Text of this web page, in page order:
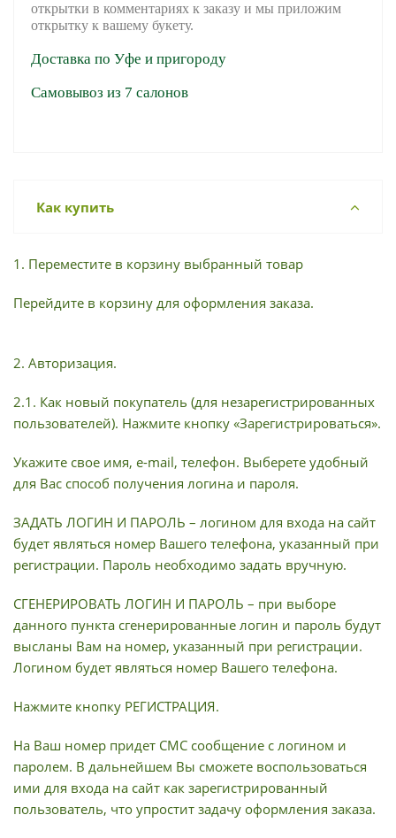
открытки в комментариях к заказу и мы приложим
открытку к вашему букету.
Доставка по Уфе и пригороду
Самовывоз из 7 салонов
Как купить
1. Переместите в корзину выбранный товар
Перейдите в корзину для оформления заказа.
2. Авторизация.
2.1. Как новый покупатель (для незарегистрированных
пользователей). Нажмите кнопку «Зарегистрироваться».
Укажите свое имя, e-mail, телефон. Выберете удобный
для Вас способ получения логина и пароля.
ЗАДАТЬ ЛОГИН И ПАРОЛЬ – логином для входа на сайт
будет являться номер Вашего телефона, указанный при
регистрации. Пароль необходимо задать вручную.
СГЕНЕРИРОВАТЬ ЛОГИН И ПАРОЛЬ – при выборе
данного пункта сгенерированные логин и пароль будут
высланы Вам на номер, указанный при регистрации.
Логином будет являться номер Вашего телефона.
Нажмите кнопку РЕГИСТРАЦИЯ.
На Ваш номер придет СМС сообщение с логином и
паролем. В дальнейшем Вы сможете воспользоваться
ими для входа на сайт как зарегистрированный
пользователь, что упростит задачу оформления заказа.